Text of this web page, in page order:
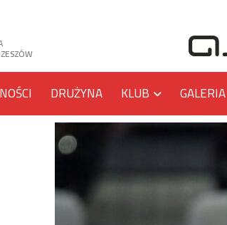
DRUŻYNA KLUB GALERIA